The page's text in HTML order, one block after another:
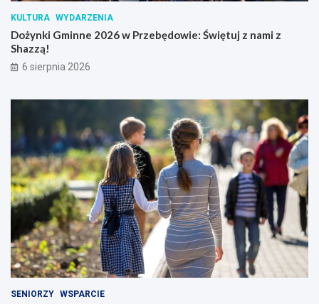
z
y
w
M
u
n
j
G
o
ś
n
i
e
i
z
S
h
a
KULTURA WYDARZENIA
Dożynki Gminne 2026 w Przebędowie: Świętuj z nami z
Shazzą!
6 sierpnia 2026
SENIORZY WSPARCIE